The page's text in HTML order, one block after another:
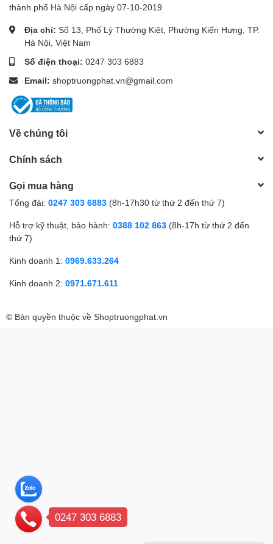
thành phố Hà Nội cấp ngày 07-10-2019
Địa chỉ: Số 13, Phố Lý Thường Kiệt, Phường Kiến Hưng, TP.
Hà Nội, Việt Nam
Số điện thoại: 0247 303 6883
Email: shoptruongphat.vn@gmail.com
Về chúng tôi
Chính sách
Gọi mua hàng
Tổng đài: 0247 303 6883 (8h-17h30 từ thứ 2 đến thứ 7)
Hỗ trợ kỹ thuật, bảo hành: 0388 102 863 (8h-17h từ thứ 2 đến
thứ 7)
Kinh doanh 1: 0969.633.264
Kinh doanh 2: 0971.671.611
© Bản quyền thuộc về Shoptruongphat.vn
0247 303 6883